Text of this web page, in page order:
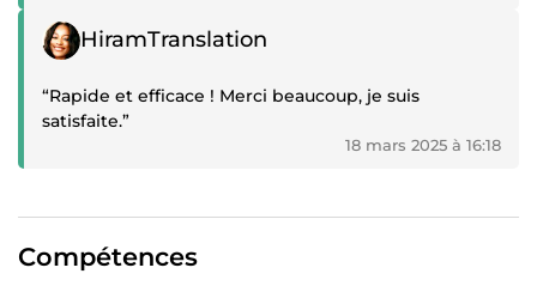
Témoignage positif
HiramTranslation
“Rapide et efficace ! Merci beaucoup, je suis
satisfaite.”
18 mars 2025 à 16:18
Compétences